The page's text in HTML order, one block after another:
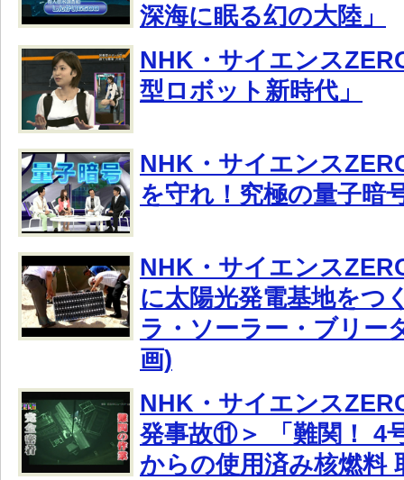
深海に眠る幻の大陸」
NHK・サイエンス
型ロボット新時代」
NHK・サイエンス
を守れ！究極の量子暗
NHK・サイエンス
に太陽光発電基地をつ
ラ・ソーラー・ブリー
画)
NHK・サイエンス
発事故⑪＞ 「難関！ 4
からの使用済み核燃料